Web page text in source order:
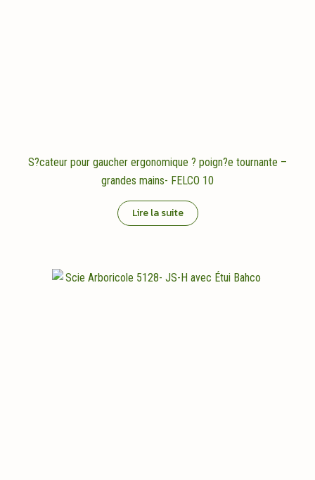
S?cateur pour gaucher ergonomique ? poign?e tournante –
grandes mains- FELCO 10
Lire la suite